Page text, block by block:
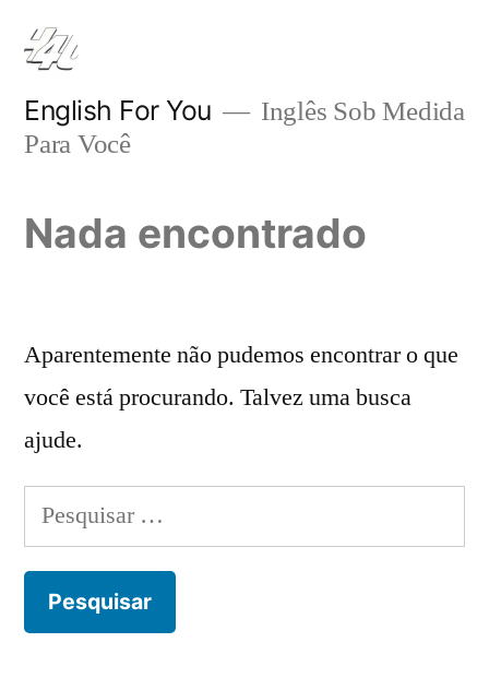
Pular
para
conteúdo
English For You
Inglês Sob Medida
Para Você
Nada encontrado
Aparentemente não pudemos encontrar o que
você está procurando. Talvez uma busca
ajude.
Pesquisar
por: